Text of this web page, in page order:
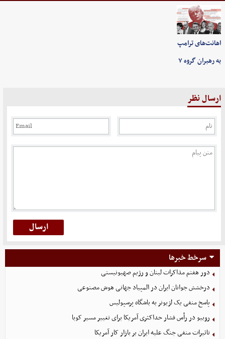
اهانت‌های ترامپ
به رهبران گروه ۷
ارسال نظر
سرخط خبرها
دور هفتم مذاکرات لبنان و رژیم صهیونیستی
درخشش جوانان ایران در المپیاد جهانی هوش مصنوعی
پاسخ منفی یک لژیونر به باشگاه پرسپولیس
روبیو در رأس فشار حداکثری آمریکا برای تغییر مسیر کوبا
تاثیرات منفی جنگ علیه ایران بر بازار کار آمریکا